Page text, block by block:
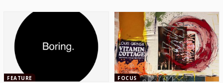
FEATURE FOCUS